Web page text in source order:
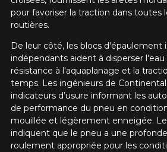
pour favoriser la traction dans toutes
routières.
De leur côté, les blocs d'épaulement
indépendants aident à disperser
résistance à l'aquaplanage et la
temps. Les ingénieurs de
indicateurs d’usure informant les
de performance du pneu en
mouillée et légèrement enneigée.
indiquent que le pneu a une
roulement appropriée pour les